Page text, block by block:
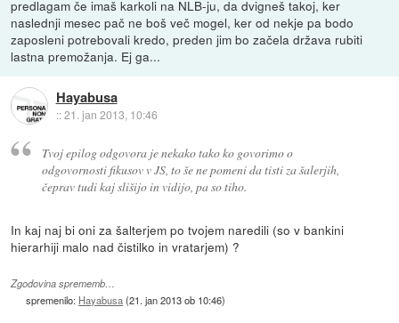
predlagam če imaš karkoli na NLB-ju, da dvigneš takoj, ker
naslednji mesec pač ne boš več mogel, ker od nekje pa bodo
zaposleni potrebovali kredo, preden jim bo začela država rubiti
lastna premožanja. Ej ga...
Hayabusa
::21. jan 2013, 10:46
Tvoj epilog odgovora je nekako tako ko govorimo o
odgovornosti fikusov v JS, to še ne pomeni da tisti za šalerjih,
čeprav tudi kaj slišijo in vidijo, pa so tiho.
In kaj naj bi oni za šalterjem po tvojem naredili (so v bankini
hierarhiji malo nad čistilko in vratarjem) ?
Zgodovina sprememb…
spremenilo: Hayabusa(21. jan 2013 ob 10:46)